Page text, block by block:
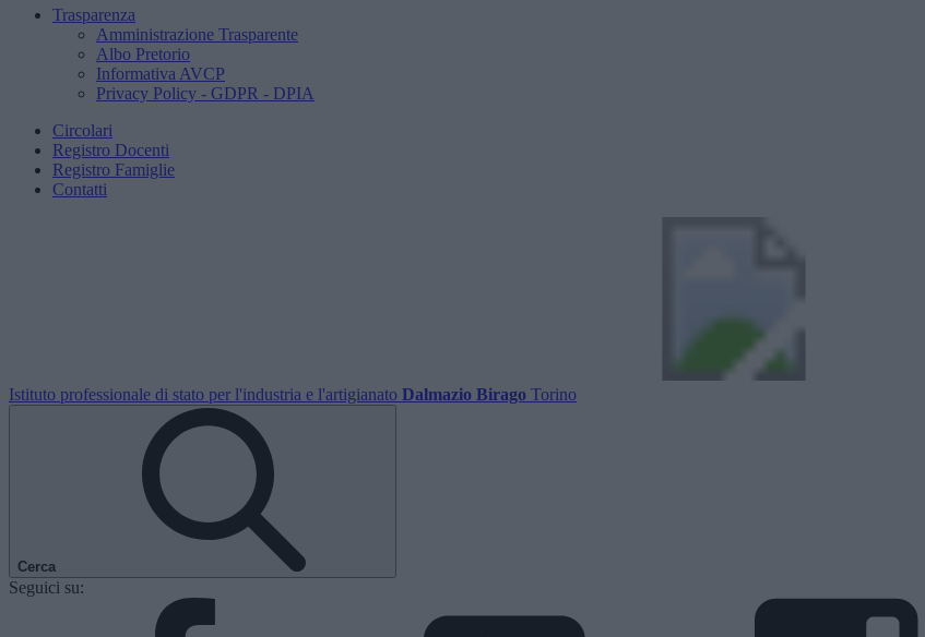
Trasparenza
Amministrazione Trasparente
Albo Pretorio
Informativa AVCP
Privacy Policy - GDPR - DPIA
Circolari
Registro Docenti
Registro Famiglie
Contatti
Istituto professionale di stato per l'industria e l'artigianato Dalmazio Birago Torino
Cerca
Seguici su: